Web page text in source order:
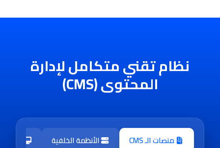
نظام تقني متكامل لإدارة
المحتوى (CMS)
منصات الـ CMS الأنظمة الخلفية